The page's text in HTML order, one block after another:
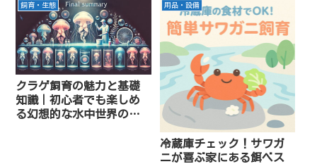
飼育・生態
クラゲ飼育の魅力と基礎
知識｜初心者でも楽しめ
る幻想的な水中世界の作
用品・設備
冷蔵庫チェック！サワガ
ニが喜ぶ家にある餌ベス